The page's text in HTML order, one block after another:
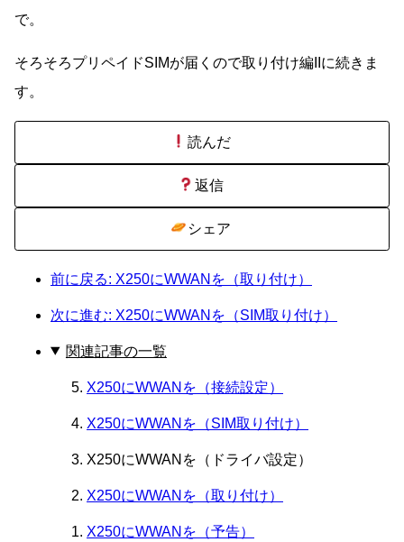
で。
そろそろプリペイドSIMが届くので取り付け編IIに続きま
す。
読んだ
返信
シェア
前に戻る: X250にWWANを（取り付け）
次に進む: X250にWWANを（SIM取り付け）
関連記事の一覧
X250にWWANを（接続設定）
X250にWWANを（SIM取り付け）
X250にWWANを（ドライバ設定）
X250にWWANを（取り付け）
X250にWWANを（予告）